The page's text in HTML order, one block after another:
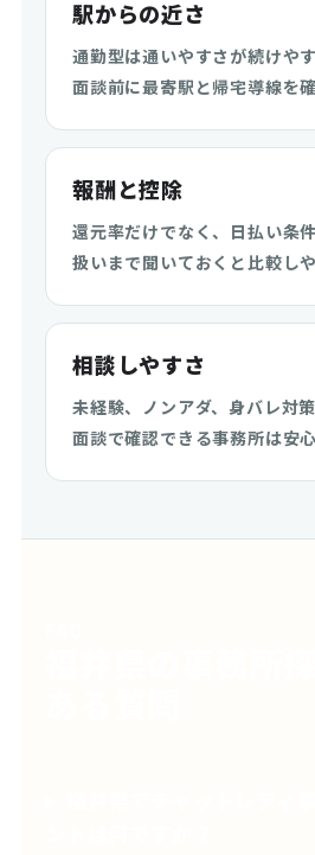
駅からの近さ
通勤型は通いやすさが続けや
面談前に最寄駅と帰宅導線を
報酬と控除
還元率だけでなく、日払い条
扱いまで聞いておくと比較し
相談しやすさ
未経験、ノンアダ、身バレ対
面談で確認できる事務所は安